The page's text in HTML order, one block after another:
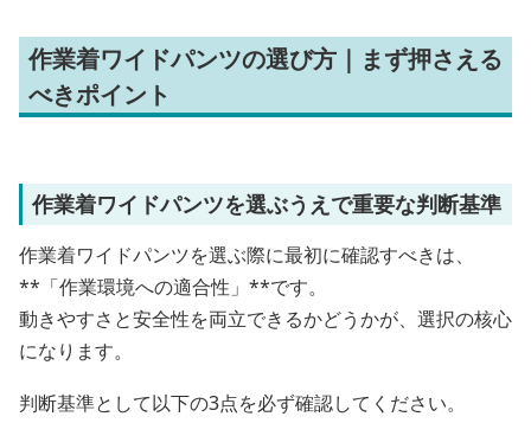
作業着ワイドパンツの選び方｜まず押さえる
べきポイント
作業着ワイドパンツを選ぶうえで重要な判断基準
作業着ワイドパンツを選ぶ際に最初に確認すべきは、
**「作業環境への適合性」**です。
動きやすさと安全性を両立できるかどうかが、選択の核心
になります。
判断基準として以下の3点を必ず確認してください。